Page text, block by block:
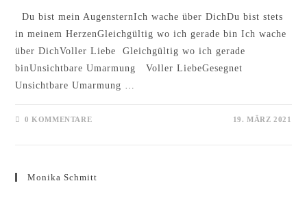
Du bist mein AugensternIch wache über DichDu bist stets
in meinem HerzenGleichgültig wo ich gerade bin Ich wache
über DichVoller Liebe Gleichgültig wo ich gerade
binUnsichtbare Umarmung Voller LiebeGesegnet
Unsichtbare Umarmung …
0 KOMMENTARE 19. MÄRZ 2021
Monika Schmitt